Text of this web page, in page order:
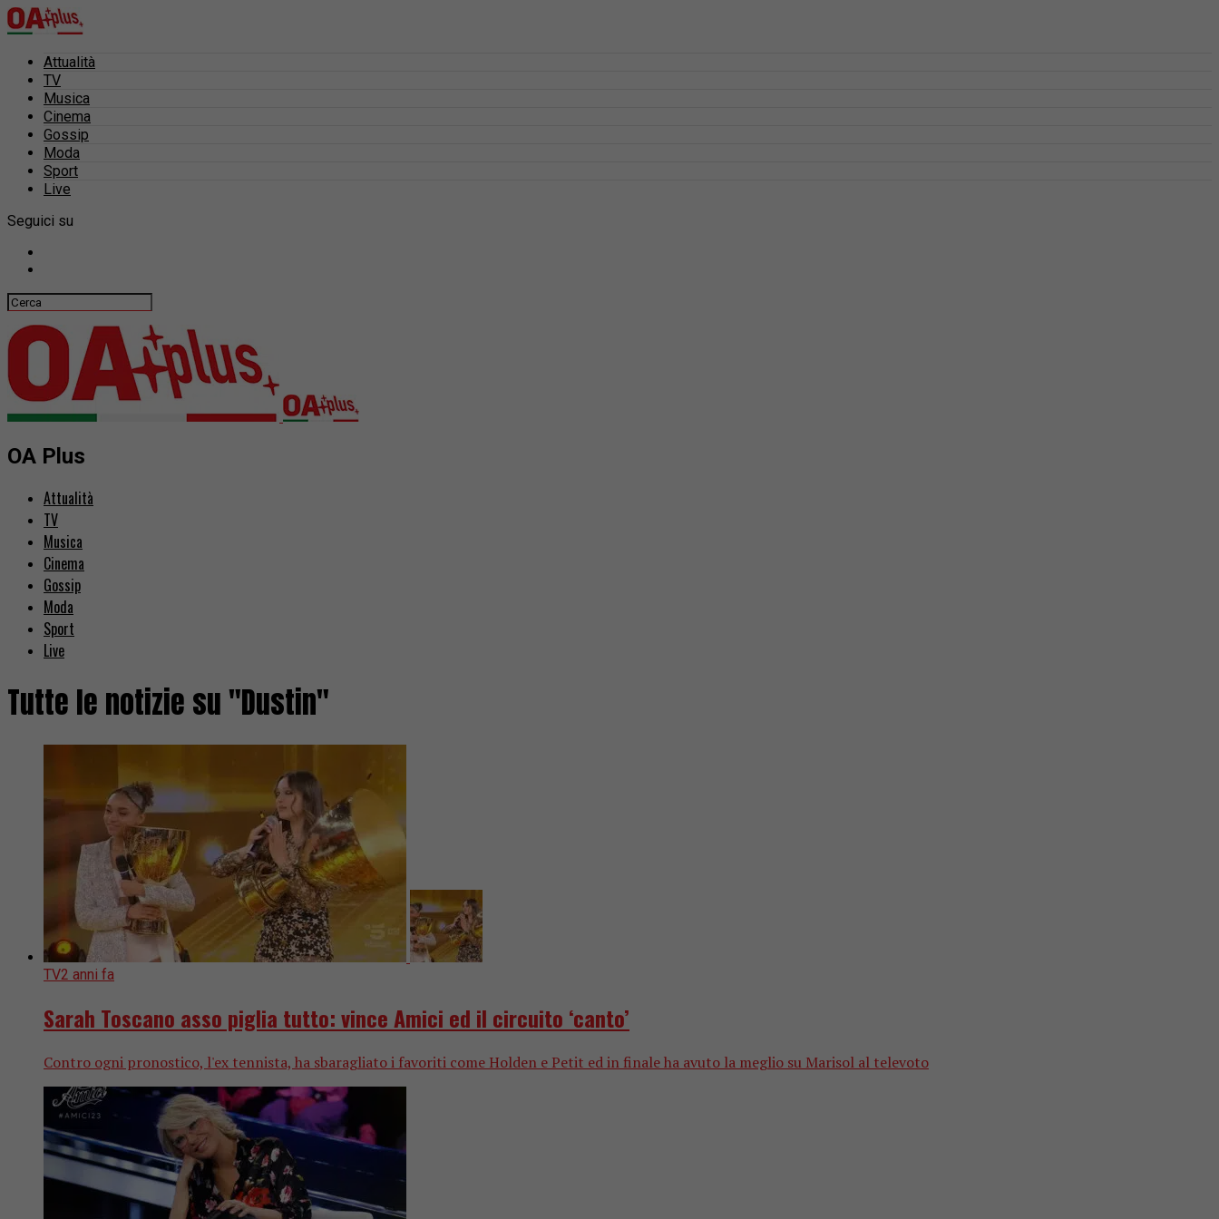
Attualità
TV
Musica
Cinema
Gossip
Moda
Sport
Live
Seguici su
OA Plus
Attualità
TV
Musica
Cinema
Gossip
Moda
Sport
Live
Tutte le notizie su "Dustin"
TV2 anni fa
Sarah Toscano asso piglia tutto: vince Amici ed il circuito ‘canto’
Contro ogni pronostico, l'ex tennista, ha sbaragliato i favoriti come Holden e Petit ed in finale ha avuto la meglio su Marisol al televoto